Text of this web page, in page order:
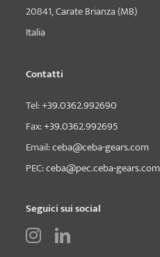
20841, Carate Brianza (MB)
Italia
Contatti
Tel:+39.0362.992690
Fax:+39.0362.992695
Email:ceba@ceba-gears.com
PEC:ceba@pec.ceba-gears.com
Seguici sui social